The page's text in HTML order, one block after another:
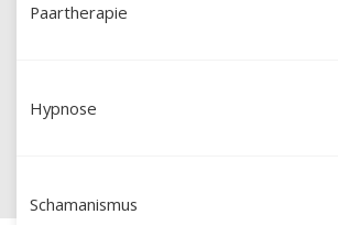
Paartherapie
Hypnose
Schamanismus
Paartherapie bei